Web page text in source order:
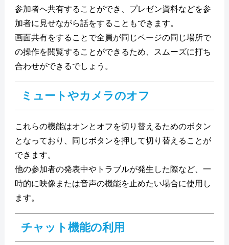
参加者へ共有することができ、プレゼン資料などを参
加者に見せながら話をすることもできます。
画面共有をすることで全員が同じページの同じ場所で
の操作を閲覧することができるため、スムーズに打ち
合わせができるでしょう。
ミュートやカメラのオフ
これらの機能はオンとオフを切り替えるためのボタン
となっており、同じボタンを押して切り替えることが
できます。
他の参加者の発表中やトラブルが発生した際など、一
時的に映像または音声の機能を止めたい場合に使用し
ます。
チャット機能の利用